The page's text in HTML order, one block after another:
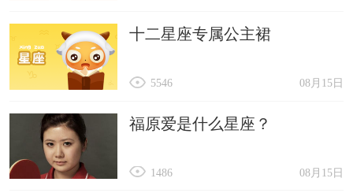
十二星座专属公主裙
08月15日
5546
福原爱是什么星座？
08月15日
1486